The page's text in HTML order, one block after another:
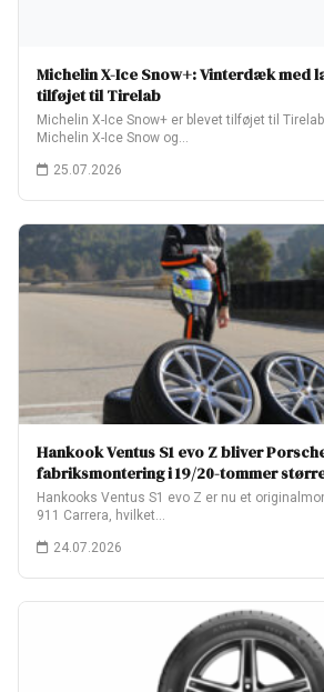
Michelin X-Ice Snow+: Vinterdæk med
tilføjet til Tirelab
Michelin X-Ice Snow+ er blevet tilføjet til
Michelin X-Ice Snow og…
25.07.2026
Hankook Ventus S1 evo Z bliver
fabriksmontering i 19/20-tommer
Hankooks Ventus S1 evo Z er nu et
911 Carrera, hvilket…
24.07.2026